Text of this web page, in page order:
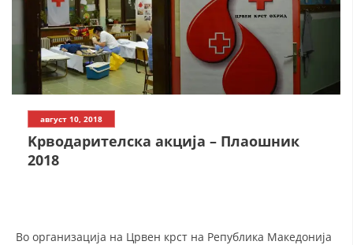
ИСТОРИЈАТ НА ЦКРМ
ИСТОРИЈАТ НА ДВИЖЕЊЕТО
СТРУКТУРА НА ОРГАНИЗАЦИЈАТА
КОНТАКТ ИНФОРМАЦИИ
ЗАКОН ЗА ЦКРМ
август 10, 2018
Kрводарителска акција – Плаошник
2018
Во организација на Црвен крст на Република Македонија